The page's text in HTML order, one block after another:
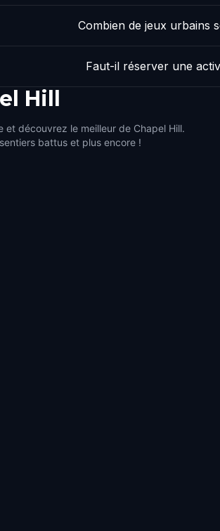
Combien de jeux urbains
Faut-il réserver une
Hill
découvrez le meilleur de Chapel Hill.
battus et plus encore !